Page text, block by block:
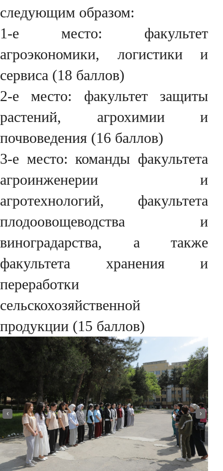
следующим образом:
1-е место: факультет
агроэкономики, логистики и
сервиса (18 баллов)
2-е место: факультет защиты
растений, агрохимии и
почвоведения (16 баллов)
3-е место: команды факультета
агроинженерии и
агротехнологий, факультета
плодоовощеводства и
виноградарства, а также
факультета хранения и
переработки
сельскохозяйственной
продукции (15 баллов)
‹ ›